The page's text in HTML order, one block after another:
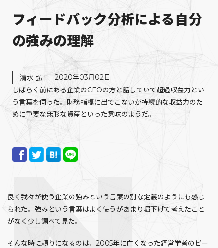
フィードバック分析による自分
の強みの理解
清水 弘
2020年03月02日
しばらく前にある企業のCFOの方と話していて超過収益力とい
う言葉を伺った。財務指標に出てこないが持続的な収益力のた
めに重要な無形な資産といった意味のようだ。
良く我々が使う企業の強みという言葉の別な定義のようにも感じ
られた。強みという言葉はよく使うがあまり堀下げて考えたこと
がなく少し調べて見た。
そんな時に頼りになるのは、2005年に亡くなった経営学者のピー